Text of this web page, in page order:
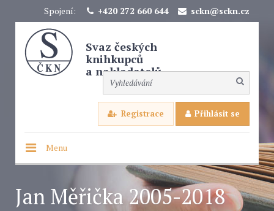
Spojení: +420 272 660 644 sckn@sckn.cz
Svaz českých
knihkupců
a nakladatelů
Registrace Přihlásit se
Menu
Jan Měřička 2005-2018